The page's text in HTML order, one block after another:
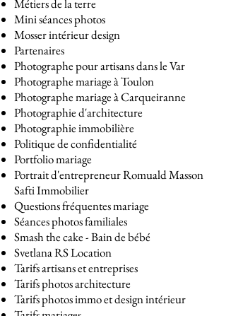
Métiers de la terre
Mini séances photos
Mosser intérieur design
Partenaires
Photographe pour artisans dans le Var
Photographe mariage à Toulon
Photographe mariage à Carqueiranne
Photographie d'architecture
Photographie immobilière
Politique de confidentialité
Portfolio mariage
Portrait d'entrepreneur Romuald Masson
Safti Immobilier
Questions fréquentes mariage
Séances photos familiales
Smash the cake - Bain de bébé
Svetlana RS Location
Tarifs artisans et entreprises
Tarifs photos architecture
Tarifs photos immo et design intérieur